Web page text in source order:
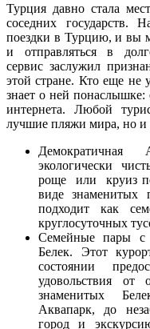
Турция давно стала
соседних государств.
поездки в Турцию, и вы
и отправляться в
сервис заслужил
этой стране. Кто еще не
знает о ней понаслышке:
интернета. Любой
лучшие пляжи мира, но и
экологически
роще или круиз по
виде знаменитых
подходит как
круглосуточных
Семейные пары с
Белек. Этот
состоянии
удовольствия
знаменитых
Аквапарк, до
город и